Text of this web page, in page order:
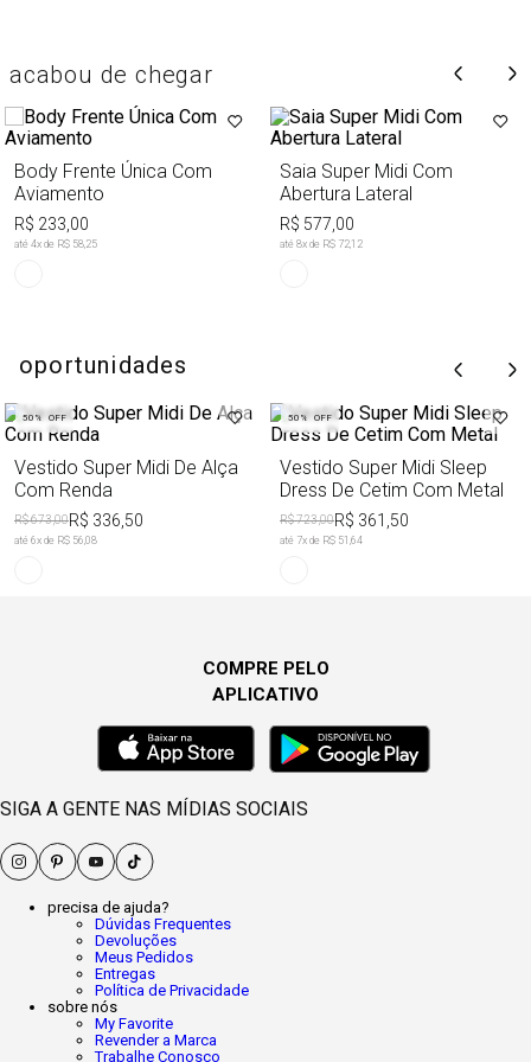
acabou de chegar
Body Frente Única Com
Aviamento
R$ 233,00
até 4x de R$ 58,25
Saia Super Midi Com
Abertura Lateral
R$ 577,00
até 8x de R$ 72,12
oportunidades
50% OFF
Vestido Super Midi De Alça
Com Renda
R$ 673,00R$ 336,50
até 6x de R$ 56,08
50% OFF
Vestido Super Midi Sleep
Dress De Cetim Com Metal
R$ 723,00R$ 361,50
até 7x de R$ 51,64
precisa de ajuda?
Dúvidas Frequentes
Devoluções
Meus Pedidos
Entregas
Política de Privacidade
sobre nós
My Favorite
Revender a Marca
Trabalhe Conosco
COMPRE PELO
APLICATIVO
SIGA A GENTE NAS MÍDIAS SOCIAIS